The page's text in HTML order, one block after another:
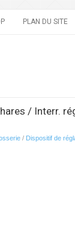
PLAN DU SITE
/ Interr.
/ Dispositif de